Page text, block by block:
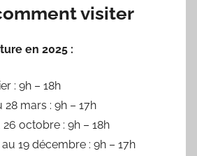
visiter
en 2025 :
: 9h – 18h
28 mars : 9h – 17h
octobre : 9h – 18h
19 décembre : 9h – 17h